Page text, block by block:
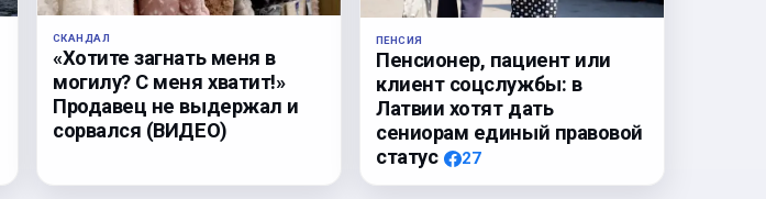
СКАНДАЛ
«Хотите загнать меня в
могилу? С меня хватит!»
Продавец не выдержал и
сорвался (ВИДЕО)
ПЕНСИЯ
Пенсионер, пациент или
клиент соцслужбы: в
Латвии хотят дать
сениорам единый правовой
статус
27